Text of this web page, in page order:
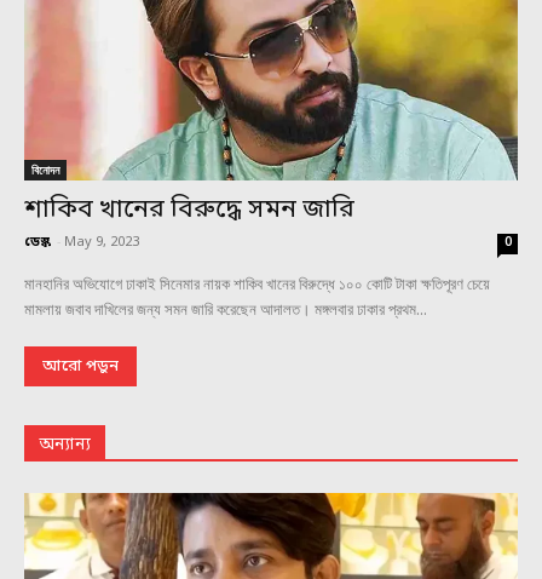
বিনোদন
শাকিব খানের বিরুদ্ধে সমন জারি
ডেস্ক - May 9, 2023 0
মানহানির অভিযোগে ঢাকাই সিনেমার নায়ক শাকিব খানের বিরুদ্ধে ১০০ কোটি টাকা ক্ষতিপূরণ চেয়ে
মামলায় জবাব দাখিলের জন্য সমন জারি করেছেন আদালত। মঙ্গলবার ঢাকার প্রথম...
আরো পড়ুন
অন্যান্য